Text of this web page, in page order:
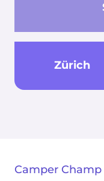
Zürich
Camper Champ